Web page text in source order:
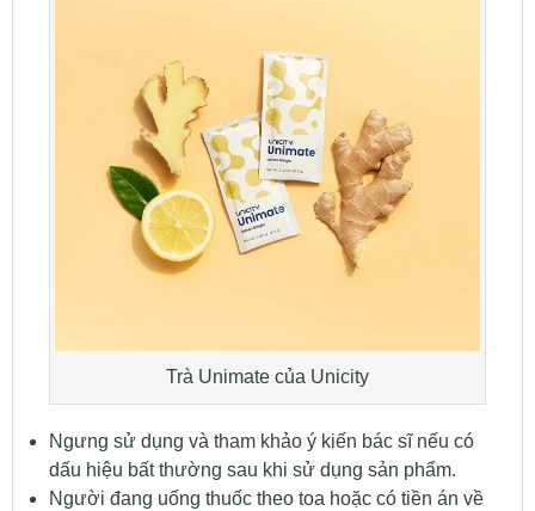
Trà Unimate của Unicity
Ngưng sử dụng và tham khảo ý kiến bác sĩ nếu có
dấu hiệu bất thường sau khi sử dụng sản phẩm.
Người đang uống thuốc theo toa hoặc có tiền án về